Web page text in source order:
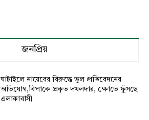
জনপ্রিয়
ঘাটাইলে নায়েবের বিরুদ্ধে ভুল প্রতিবেদনের
অভিযোগ,বিপাকে প্রকৃত দখলদার, ক্ষোভে ফুঁসছে
এলাকাবাসী